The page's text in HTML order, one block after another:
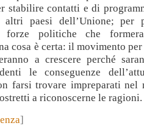
stabilire contatti e di
altri paesi dell’Unione; per
forze politiche che
cosa è certa: il movimento
a crescere perché
le conseguenze
farsi trovare impreparati nel
a riconoscerne le ragioni.
]